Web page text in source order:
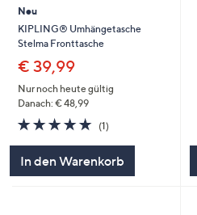
Neu
KIPLING® Umhängetasche
Stelma Fronttasche
€ 39,99
Nur noch heute gültig
Danach: € 48,99
5.0
von
(1)1
In den Warenkorb